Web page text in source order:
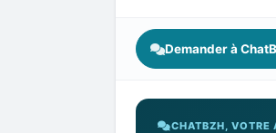
Demander à
CHATBZH, VOTRE